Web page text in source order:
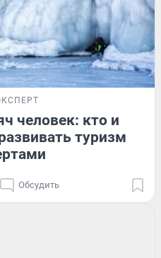
человек: кто и
туризм
Обсудить